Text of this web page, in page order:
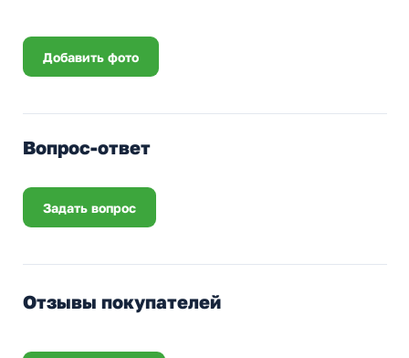
Добавить фото
Вопрос-ответ
Задать вопрос
Отзывы покупателей